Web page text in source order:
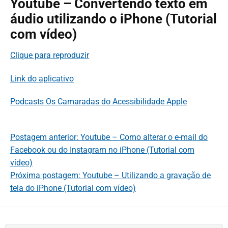
Youtube – Convertendo texto em
áudio utilizando o iPhone (Tutorial
com vídeo)
Clique para reproduzir
Link do aplicativo
Podcasts Os Camaradas do Acessibilidade Apple
Postagem anterior: Youtube – Como alterar o e-mail do
Facebook ou do Instagram no iPhone (Tutorial com
vídeo)
Próxima postagem: Youtube – Utilizando a gravação de
tela do iPhone (Tutorial com vídeo)